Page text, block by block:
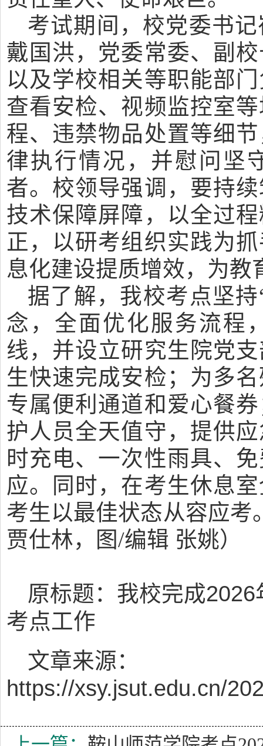
考试期间，校党委书
戴国洪，党委常委、副
以及学校相关等职能部
查看安检、视频监控室
程、违禁物品处置等细
律执行情况，并慰问坚
者。校领导强调，要持
技术保障屏障，以全过
正，以研考组织实践为
息化建设提质增效，为
据了解，我校考点坚
念，全面优化服务流程
线，并设立研究生院党
生快速完成安检；为多
专属便利通道和爱心餐
护人员全天值守，提供
时充电、一次性雨具、
应。同时，在考生休息
考生以最佳状态从容应
贾仕林，图/编辑 张姚）
原标题：我校完成
考点工作
文章来源：
https://xsy.jsut.edu.cn/